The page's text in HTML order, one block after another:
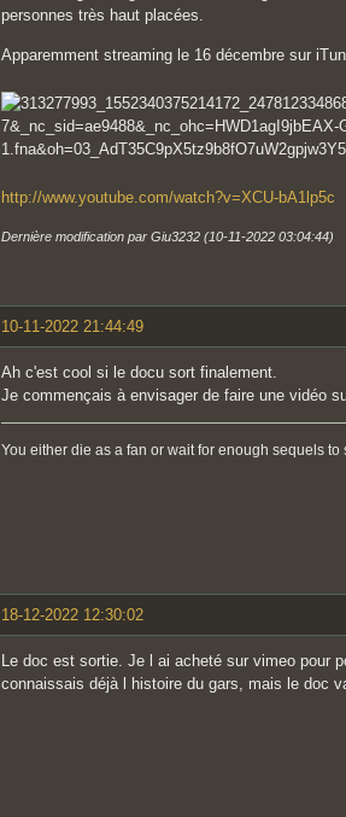
personnes très haut placées.
Apparemment streaming le 16 décembre sur
http://www.youtube.com/watch?v=XCU-bA1lp5c
Dernière modification par Giu3232 (10-11-2022 03:04:44)
10-11-2022 21:44:49
Ah c'est cool si le docu sort finalement.
Je commençais à envisager de faire une vidéo
You either die as a fan or wait for enough sequels
18-12-2022 12:30:02
Le doc est sortie. Je l ai acheté sur vimeo pour
connaissais déjà l histoire du gars, mais le doc